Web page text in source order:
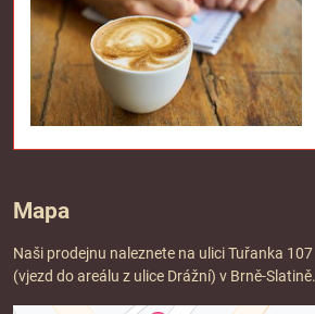
Mapa
Naši prodejnu naleznete na ulici Tuřanka 107
(vjezd do areálu z ulice Drážní) v Brně-Slatině.